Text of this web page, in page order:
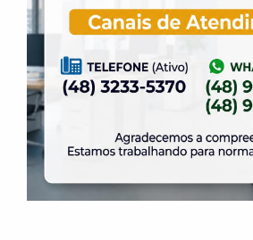
Venha para a Feijoada na ELASE.
31 de julho de 2026
Alteração no Regimento do
23 de julho de 2026
O Torneio de Duplas Masculinas
PróTênis 2026 está chegando.